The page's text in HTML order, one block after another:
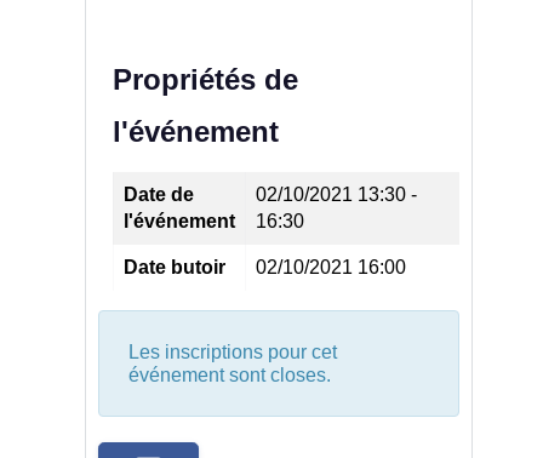
Propriétés de
l'événement
Date de
l'événement
02/10/2021 13:30 -
16:30
Date butoir 02/10/2021 16:00
Les inscriptions pour cet
événement sont closes.